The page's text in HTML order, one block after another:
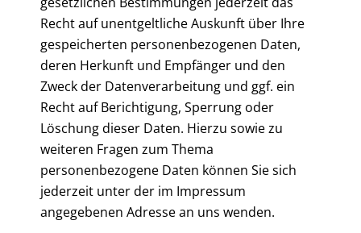
Recht auf unentgeltliche Auskunft über Ihre
gespeicherten personenbezogenen Daten,
deren Herkunft und Empfänger und den
Zweck der Datenverarbeitung und ggf. ein
Recht auf Berichtigung, Sperrung oder
Löschung dieser Daten. Hierzu sowie zu
weiteren Fragen zum Thema
personenbezogene Daten können Sie sich
jederzeit unter der im Impressum
angegebenen Adresse an uns wenden.